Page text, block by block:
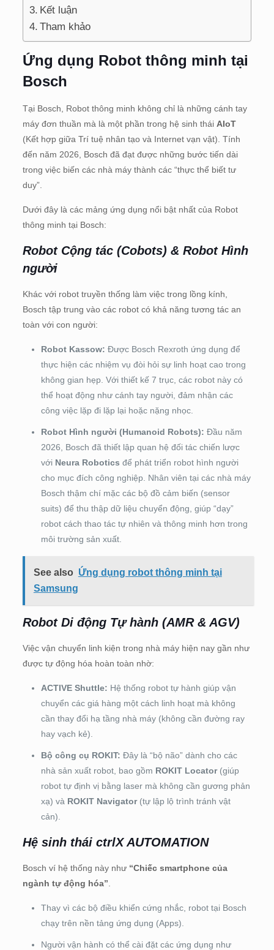
Kết luận
Tham khảo
Ứng dụng Robot thông minh tại
Bosch
Tại Bosch, Robot thông minh không chỉ là những cánh tay
máy đơn thuần mà là một phần trong hệ sinh thái AIoT
(Kết hợp giữa Trí tuệ nhân tạo và Internet vạn vật). Tính
đến năm 2026, Bosch đã đạt được những bước tiến dài
trong việc biến các nhà máy thành các “thực thể biết tư
duy”.
Dưới đây là các mảng ứng dụng nổi bật nhất của Robot
thông minh tại Bosch:
Robot Cộng tác (Cobots) & Robot Hình
người
Khác với robot truyền thống làm việc trong lồng kính,
Bosch tập trung vào các robot có khả năng tương tác an
toàn với con người:
Robot Kassow: Được Bosch Rexroth ứng dụng để
thực hiện các nhiệm vụ đòi hỏi sự linh hoạt cao trong
không gian hẹp. Với thiết kế 7 trục, các robot này có
thể hoạt động như cánh tay người, đảm nhận các
công việc lặp đi lặp lại hoặc nặng nhọc.
Robot Hình người (Humanoid Robots): Đầu năm
2026, Bosch đã thiết lập quan hệ đối tác chiến lược
với Neura Robotics để phát triển robot hình người
cho mục đích công nghiệp. Nhân viên tại các nhà máy
Bosch thậm chí mặc các bộ đồ cảm biến (sensor
suits) để thu thập dữ liệu chuyển động, giúp “dạy”
robot cách thao tác tự nhiên và thông minh hơn trong
môi trường sản xuất.
See also Ứng dụng robot thông minh tại
Samsung
Robot Di động Tự hành (AMR & AGV)
Việc vận chuyển linh kiện trong nhà máy hiện nay gần như
được tự động hóa hoàn toàn nhờ:
ACTIVE Shuttle: Hệ thống robot tự hành giúp vận
chuyển các giá hàng một cách linh hoạt mà không
cần thay đổi hạ tầng nhà máy (không cần đường ray
hay vạch kẻ).
Bộ công cụ ROKIT: Đây là “bộ não” dành cho các
nhà sản xuất robot, bao gồm ROKIT Locator(giúp
robot tự định vị bằng laser mà không cần gương phản
xạ) và ROKIT Navigator(tự lập lộ trình tránh vật
cản).
Hệ sinh thái ctrlX AUTOMATION
Bosch ví hệ thống này như “Chiếc smartphone của
ngành tự động hóa”
Thay vì các bộ điều khiển cứng nhắc, robot tại Bosch
chạy trên nền tảng ứng dụng (Apps).
Người vận hành có thể cài đặt các ứng dụng như